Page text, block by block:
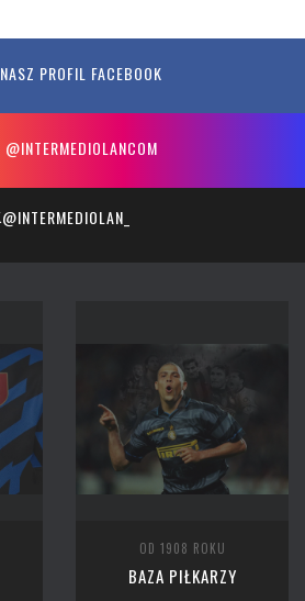
NASZ PROFIL FACEBOOK
@INTERMEDIOLANCOM
@INTERMEDIOLAN_
OD 1908 ROKU
BAZA PIŁKARZY